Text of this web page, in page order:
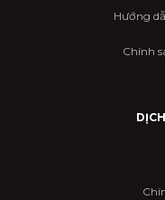
Hướng
Chính